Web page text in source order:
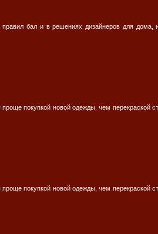
бал и в решениях дизайнеров для дома,
покупкой новой одежды, чем перекраской
покупкой новой одежды, чем перекраской